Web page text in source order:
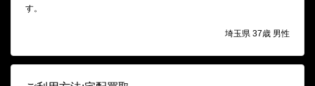
す。
埼玉県 37歳 男性